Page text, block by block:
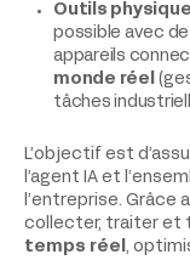
Outils
possible avec
appareils
monde réel
tâches
L’objectif est
l’agent IA et
l’entreprise. Grâce
collecter, traiter et
temps réel ,